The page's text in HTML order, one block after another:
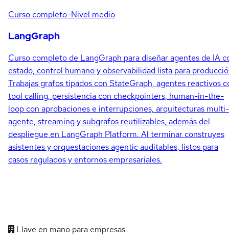
Curso completo ·Nivel medio
LangGraph
Curso completo de LangGraph para diseñar agentes de IA
estado, control humano y observabilidad lista para
Trabajas grafos tipados con StateGraph, agentes reactivos
tool calling, persistencia con checkpointers, human-in-the-
loop con aprobaciones e interrupciones, arquitecturas multi-
agente, streaming y subgrafos reutilizables, además del
despliegue en LangGraph Platform. Al terminar construyes
asistentes y orquestaciones agentic auditables, listos para
casos regulados y entornos empresariales.
Llave en mano para empresas